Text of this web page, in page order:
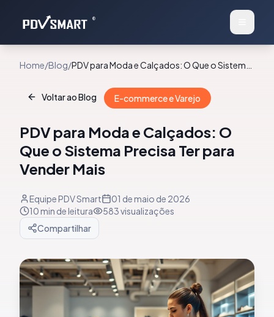
®
Home/Blog/PDV para Moda e Calçados: O Que o Sistema
Voltar ao Blog
E-commerce e Varejo
PDV para Moda e Calçados: O
Que o Sistema Precisa Ter para
Vender Mais
Equipe PDV Smart
01 de maio de 2026
10 min de leitura 583visualizações
Compartilhar